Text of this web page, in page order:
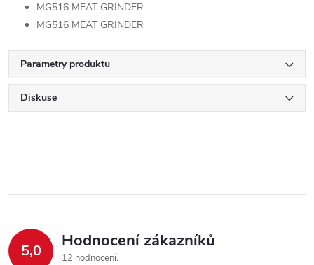
MG516 MEAT GRINDER
MG516 MEAT GRINDER
Parametry produktu
Diskuse
5,0 Hodnocení zákazníků
12 hodnocení